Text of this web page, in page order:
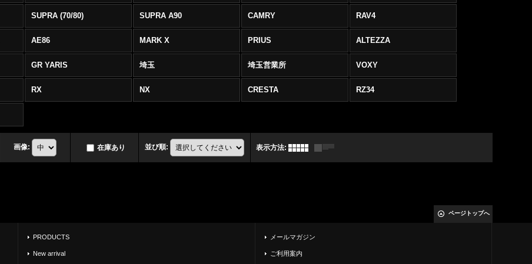
SUPRA (70/80) SUPRA A90 CAMRY RAV4
AE86 MARK X PRIUS ALTEZZA
GR YARIS 埼玉 埼玉営業所 VOXY
RX NX CRESTA RZ34
画像: 在庫あり 並び順: 表示方法:
ページトップへ
PRODUCTS
New arrival
メールマガジン
ご利用案内